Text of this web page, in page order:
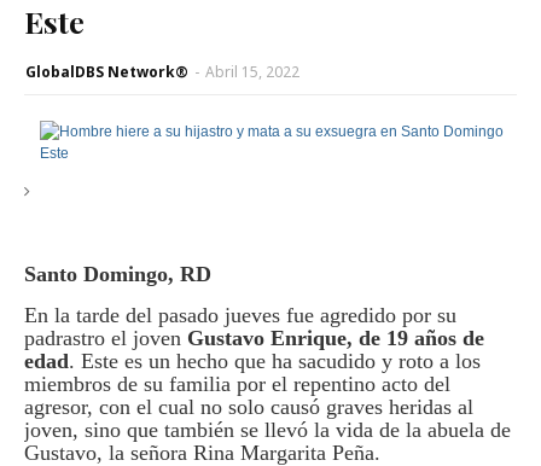
Este
GlobalDBS Network® - Abril 15, 2022
Santo Domingo, RD
En la tarde del pasado jueves fue agredido por su
padrastro el joven Gustavo Enrique, de 19 años de
edad. Este es un hecho que ha sacudido y roto a los
miembros de su familia por el repentino acto del
agresor, con el cual no solo causó graves heridas al
joven, sino que también se llevó la vida de la abuela de
Gustavo, la señora Rina Margarita Peña.